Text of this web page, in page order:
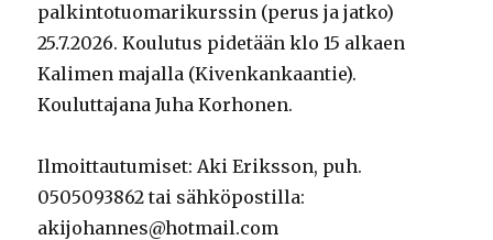
palkintotuomarikurssin (perus ja jatko)
25.7.2026. Koulutus pidetään klo 15 alkaen
Kalimen majalla (Kivenkankaantie).
Kouluttajana Juha Korhonen.
Ilmoittautumiset: Aki Eriksson, puh.
0505093862 tai sähköpostilla:
akijohannes@hotmail.com